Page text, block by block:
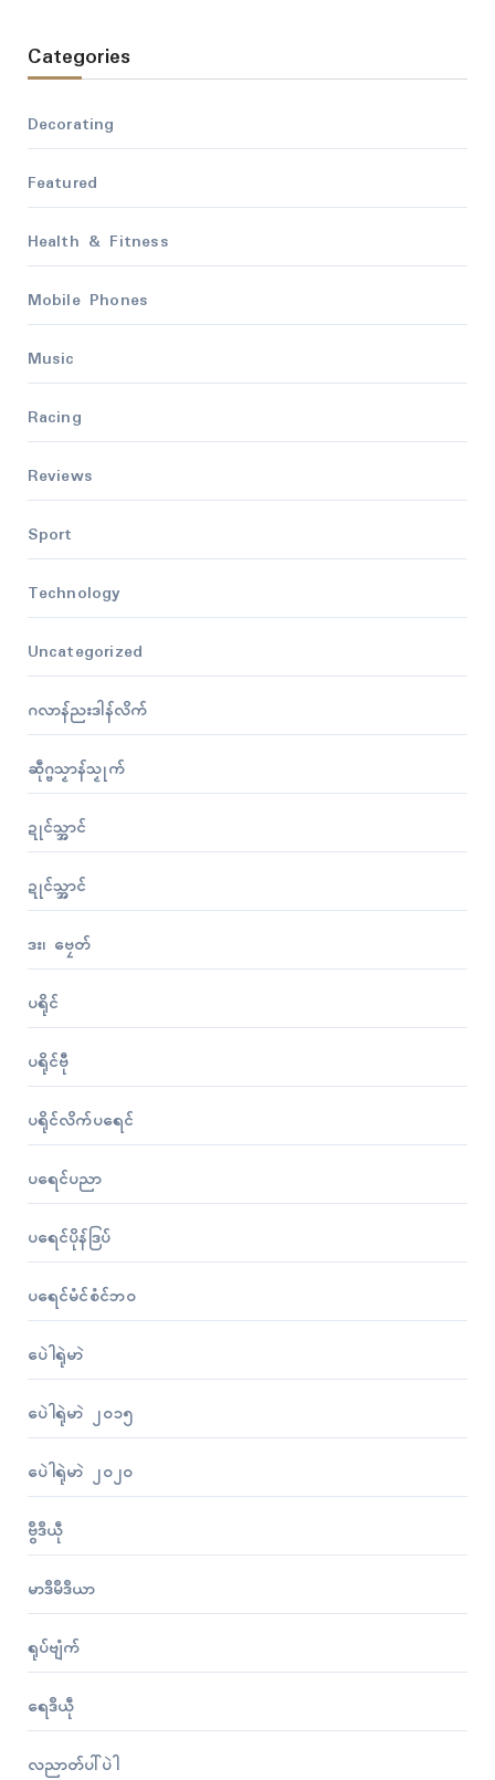
Categories
Decorating
Featured
Health & Fitness
Mobile Phones
Music
Racing
Reviews
Sport
Technology
Uncategorized
ဂလာန်ညးဒါန်လိက်
ဆဵုဂ္ဗသၟာန်သၟုက်
ဍုၚ်သ္အာၚ်
ဍုၚ်သ္အာၚ်
ဒး၊ ဗၠေတ်
ပရိုၚ်
ပရိုၚ်ဗီု
ပရိုၚ်လိက်ပရေၚ်
ပရေၚ်ပညာ
ပရေၚ်ပိုန်ဒြပ်
ပရေၚ်မံၚ်စံၚ်ဘဝ
ပေဲါရုဲမာဲ
ပေဲါရုဲမာဲ ၂၀၁၅
ပေဲါရုဲမာဲ ၂၀၂၀
ဗွဳဒဳယဵု
မာဒဳမဳဒဳယာ
ရုပ်ဗျံက်
ရေဒဳယဵု
လညာတ်ပါ်ပဲါ